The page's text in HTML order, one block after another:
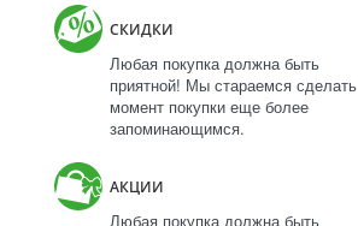
СКИДКИ
Любая покупка должна быть
приятной! Мы стараемся сделать
момент покупки еще более
запоминающимся.
АКЦИИ
Любая покупка должна быть